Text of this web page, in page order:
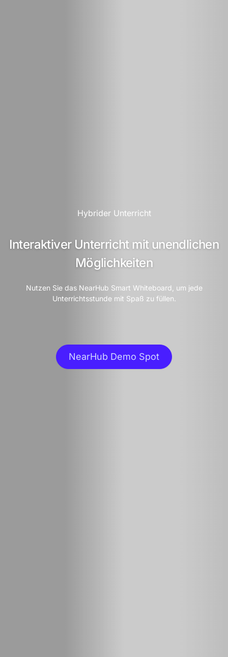
Hybrider Unterricht
Interaktiver Unterricht mit unendlichen
Möglichkeiten
Nutzen Sie das NearHub Smart Whiteboard, um jede
Unterrichtsstunde mit Spaß zu füllen.
NearHub Demo Spot